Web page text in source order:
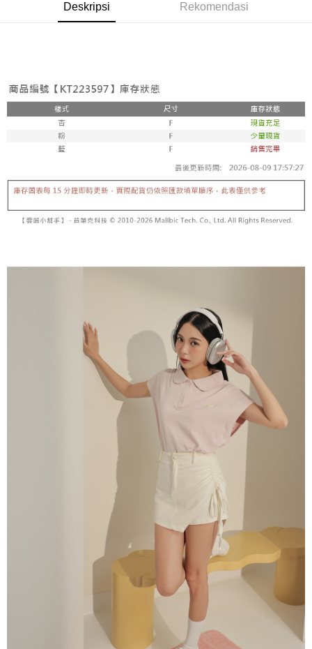
pengguna Taiwan Mobile tanpa memerlukan permohonan tambahan.
disahkan.
Had kredit yang diluluskan, tempoh ansuran yang tersedia, dan yuran
yang dikenakan adalah tertakluk kepada maklumat yang dinyatakan
pada halaman pengesahan transaksi seterusnya.
Jika transaksi tidak disahkan dalam masa 30 minit selepas pesanan
dibuat, atau jika permohonan gagal dalam proses semakan, pesanan
akan dibatalkan secara automatik. Jika permohonan gagal pada
tidak dipenuhi; butiran penilaian khusus tidak akan didedahkan.
Pembayaran ansuran melalui OP Pay Later akan dibilkan secara
Selepas mengakses bil melalui pautan dalam SMS, anda boleh
menyelesaikan pembayaran anda melalui salah satu saluran berikut: kod
bar kedai serbaneka, kedai runcit Taiwan Mobile, pemindahan bank,
JKOPay, atau iPASS MONEY.
Perkhidmatan ini disediakan oleh Taiwan Mobile Co., Ltd. (“Syarikat”),
yang membolehkan pelanggan membeli barangan atau perkhidmatan
melalui perkhidmatan ini pada masa transaksi. Hasil daripada pembelian
atau pembayaran ansuran akan dipindahkan oleh peniaga kepada
Syarikat, dan pelanggan hendaklah membuat pembayaran mengikut
Untuk memenuhi hubungan kontrak yang terjalin melalui persetujuan
penggunaan OP Pay Later, peniaga akan memberikan maklumat peribadi
anda (termasuk nama, nombor telefon, atau alamat) kepada Syarikat bagi
tujuan pengumpulan, pemprosesan dan penggunaan data yang
diperlukan untuk pengebilan ansuran, termasuk pengesahan,
pengesahan semula dan pembetulan.
Untuk terma perkhidmatan penuh, sila rujuk pautan berikut:
https://oppay.tw/userRule
" target="_blank" class="link revert-
【Panduan Penggunaan Pembayaran Ansuran Gogo】
1. Perkhidmatan ini disediakan oleh Taiwan Mobile, pengguna telefon
Pertama, Mengenai Perkhidmatan AFTEE Beli Sekarang Bayar Kemudian
1. Dengan memilih AFTEE sebagai kaedah pembayaran, mesej
4. Setelah pesanan disahkan, anda akan menerima SMS pembayaran
manakala ahli aplikasi akan menerima pemberitahuan tolak aplikasi
5. Tiada bayaran diperlukan apabila anda menerima produk. Sila buat
pembayaran di empat kedai serbaneka utama, ATM atau perbankan
dalam talian dengan SMS pembayaran atau pemberitahuan tolak aplikasi
Sila ambil perhatian bahawa tempoh pembayaran adalah 14 hari. Walau
dan mendaftar sebagai ahli AFTEE boleh menikmati tempoh pembayaran
sehingga 45 hari.
prapesanan atau produk yang mungkin mengambil masa yang lebih
lama untuk dihantar). Oleh itu, anda dikehendaki membuat pembayaran
kepada AFTEE dalam tempoh sama ada anda menerima pesanan.
Kedua, Sekatan Pembayaran
1. Jumlah yang diperakui untuk pengguna kali pertama boleh sehingga
NT$10,000. Amaun diperakui sebenar yang diluluskan akan berdasarkan
keputusan pensijilan dan semakan oleh AFTEE.
2. Amaun perbelanjaan minimum mestilah lebih besar daripada NT$20.
Perkhidmatan AFTEE Beli Sekarang Bayar Kemudian disediakan oleh NP
Taiwan, Inc. dan AFTEE akan membuat bil kepada pengguna. AFTEE
akan menggunakan data peribadi yang dikumpul (termasuk nama
pembeli, no. telefon, nama penerima, no. telefon, alamat penerima) untuk
penggunaan perkhidmatan. Sila rujuk kepada "Penyata Pengumpulan
Data Peribadi, Pemprosesan, Penggunaan"
(https://aftee.tw/privacypolicy/
) untuk maklumat lanjut.
Jumlah yang diperakui untuk pengguna kali pertama yang lulus
kelulusan boleh sehingga NT$10,000. Jika pengguna tidak membuat
pembayaran dalam tempoh tersebut, yuran pembayaran lewat sebanyak
20% setahun akan dikenakan. Pengguna bawah umur dikehendaki
mendapatkan kebenaran daripada ibu bapa atau penjaga yang sah
untuk menggunakan AFTEE.
Pemindahan ATM
NT$60/pesanan | Penghantaran percuma untuk pesanan
NT$1,800 atau lebih
付款後全家取貨
NT$10,000/pesanan
NT$60/pesanan | Penghantaran percuma untuk pesanan
NT$1,800 atau lebih
NT$60/pesanan | Penghantaran percuma untuk pesanan
NT$100/pesanan | Penghantaran percuma untuk pesanan
Kadar Penghantaran
Deskripsi Rekomendasi